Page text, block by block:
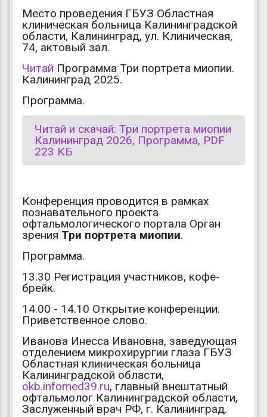
Место проведения ГБУЗ Областная
клиническая больница Калининградской
области, Калининград, ул. Клиническая,
74, актовый зал.
Читай Программа Три портрета миопии.
Калининград 2025.
Программа.
Читай и скачай: Три портрета миопии
Калининград 2026, Программа, PDF
223 КБ
Конференция проводится в рамках
познавательного проекта
офтальмологического портала Орган
зрения Три портрета миопии.
Программа.
13.30 Регистрация участников, кофе-
брейк.
14.00 - 14.10 Открытие конференции.
Приветственное слово.
Иванова Инесса Ивановна, заведующая
отделением микрохирургии глаза ГБУЗ
Областная клиническая больница
Калининградской области,
okb.infomed39.ru, главный внештатный
офтальмолог Калининградской области,
Заслуженный врач РФ, г. Калининград.